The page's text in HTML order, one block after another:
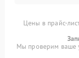
Цены в прайс-
Мы проверим ваше